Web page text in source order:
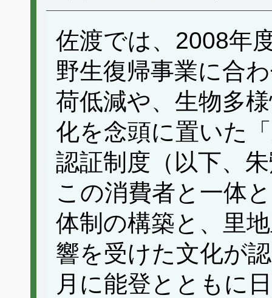
佐渡では、2008年
野生復帰事業に合
荷低減や、生物多
化を念頭に置いた
認証制度（以下、
この消費者と一体
体制の構築と、里
響を受けた文化が
月に能登とともに